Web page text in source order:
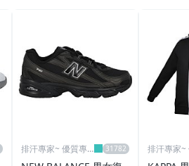
排汗專家~ 優質專 排汗專家~